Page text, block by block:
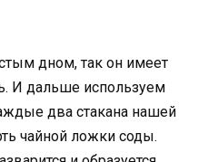
дном, так он имеет
И дальше используем
два стакана нашей
чайной ложки соды.